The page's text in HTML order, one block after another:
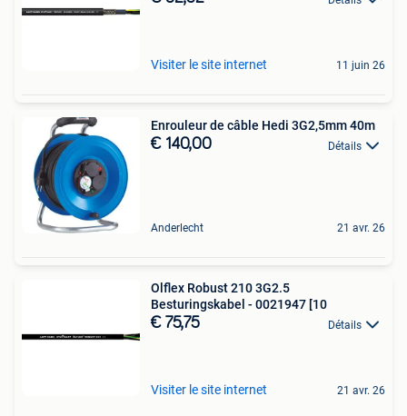
Visiter le site internet 11 juin 26
Enrouleur de câble Hedi 3G2,5mm 40m
€ 140,00 Détails
Anderlecht 21 avr. 26
Olflex Robust 210 3G2.5
Besturingskabel - 0021947 [10
€ 75,75 Détails
Visiter le site internet 21 avr. 26